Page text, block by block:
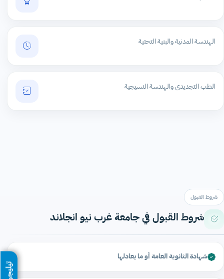
الهندسة المدنية والبنية التحتية
الطب التجديدي والهندسة النسيجية
شروط القبول
شروط القبول في جامعة غرب نيو انجلاند
شهادة الثانوية العامة أو ما يعادلها